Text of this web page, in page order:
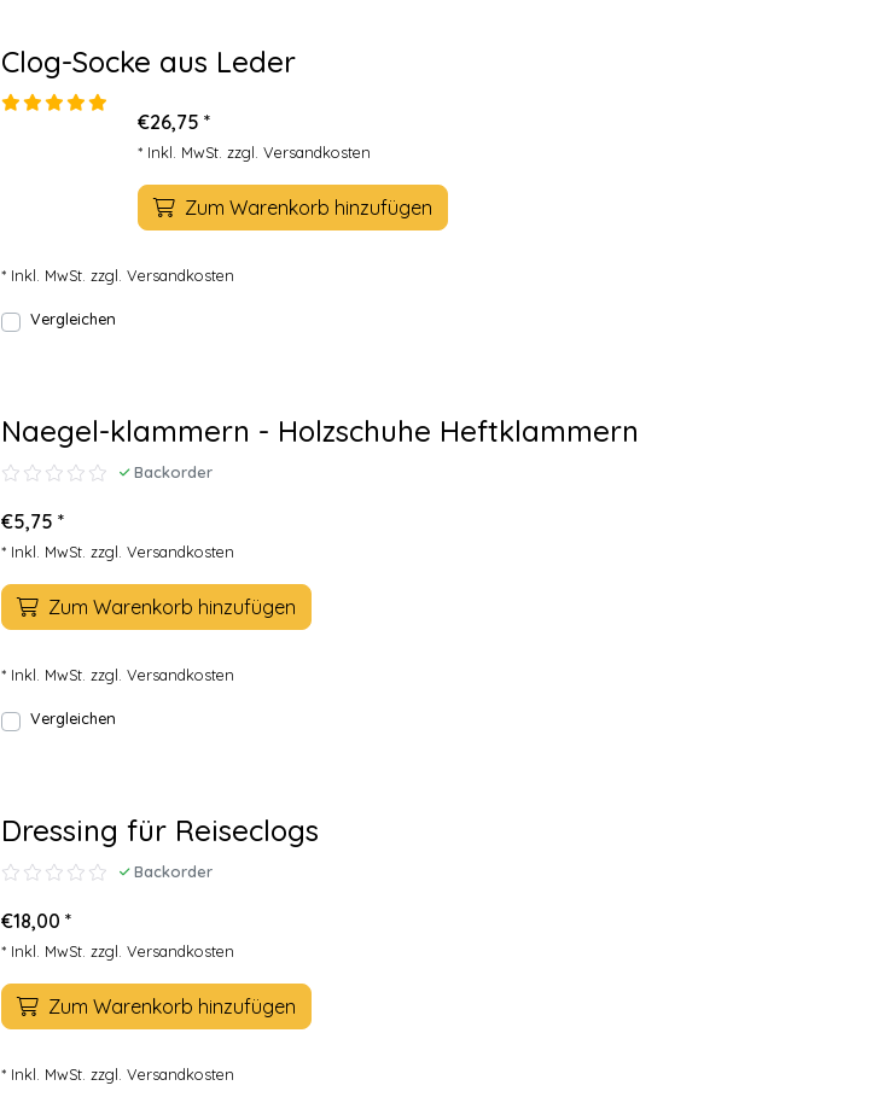
Clog-Socke aus Leder
€26,75 *
* Inkl. MwSt. zzgl. Versandkosten
Zum Warenkorb hinzufügen
* Inkl. MwSt. zzgl. Versandkosten
Vergleichen
Naegel-klammern - Holzschuhe Heftklammern
Backorder
€5,75 *
* Inkl. MwSt. zzgl. Versandkosten
Zum Warenkorb hinzufügen
* Inkl. MwSt. zzgl. Versandkosten
Vergleichen
Dressing für Reiseclogs
Backorder
€18,00 *
* Inkl. MwSt. zzgl. Versandkosten
Zum Warenkorb hinzufügen
* Inkl. MwSt. zzgl. Versandkosten